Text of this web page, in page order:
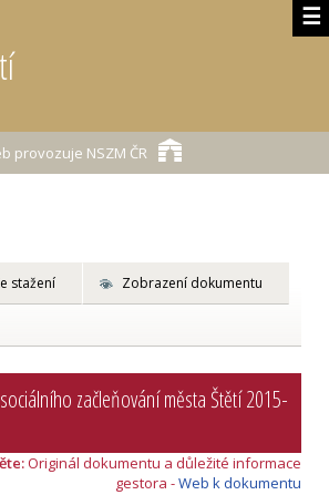
☰
provozuje NSZM ČR
stažení Zobrazení dokumentu
začleňování města Štětí 2015-
Originál dokumentu a důležité informace
gestora -Web k dokumentu